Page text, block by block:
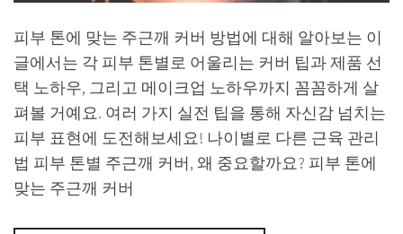
피부 톤에 맞는 주근깨 커버 방법에 대해 알아보는 이
글에서는 각 피부 톤별로 어울리는 커버 팁과 제품 선
택 노하우, 그리고 메이크업 노하우까지 꼼꼼하게 살
펴볼 거예요. 여러 가지 실전 팁을 통해 자신감 넘치는
피부 표현에 도전해보세요! 나이별로 다른 근육 관리
법 피부 톤별 주근깨 커버, 왜 중요할까요? 피부 톤에
맞는 주근깨 커버